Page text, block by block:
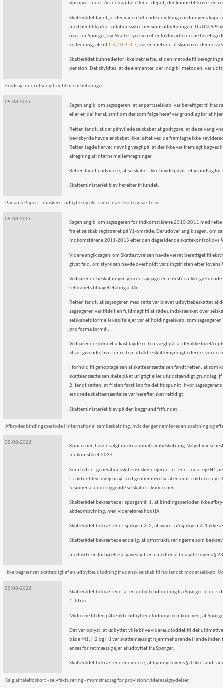
opsparet indestående kapital eller et depot, der kunne tilskrives en
Skatterådet fandt, at der var en løbende udvikling i ordningens
med henblik på at inflationssikre pensionsudbetalingen. Da
over for Spørger, var Skattestyrelsen efter lovforarbejderne
vejledning, afsnitC.A.10.4.3.7, var en metode til skøn over denne
Skatterådet kunne derfor ikke bekræfte, at den metode til beregning
pension. Det skyldtes, at de elementer, der indgik i metoden, var
Fradrag for driftsudgifter til licensbetalinger
05-08-2026
Sagen angik, om sagsøgeren, et anpartsselskab, var berettiget til
eller en del heraf, samt om der som følge heraf var grundlag for at
Retten fandt, at det påhvilede selskabet at godtgøre, at de
bevisbyrde havde selskabet ikke løftet ved de fremlagte
Retten lagde herved navnlig vægt på, at der ikke var fremlagt
afregning af interne mellemregninger.
Retten fandt endvidere, at selskabet ikke havde påvist et grundlag
Skatteministeriet blev herefter frifundet.
Panama Papers - maskeret udbytte og ekstraordinær skatteansættelse
05-08-2026
Sagen angik, om sagsøgeren for indkomstårene 2010-2011 med
fra et selskab registreret på Y1-område. Derudover angik sagen, om
indkomstårene 2011-2015 efter den dagældende skattekontrollovs §
Videre angik sagen, om Skattestyrelsen havde været berettiget til
givet fald, om styrelsen havde overholdt varslingsfristen efter
Vedrørende beskatningen gjorde sagsøgeren i første række
selskabets tilbagebetaling af lån.
Retten fandt, at sagsøgeren med rette var blevet udbyttebeskattet
sagsøgeren var tildelt en fuldmagt til at råde uindskrænket over
selskabets formelle kapitalejer var et holdingselskab, som
pro forma formål.
Vedrørende skønnet afkast lagde retten vægt på, at der ikke forelå
afkastgivende, hvorfor retten tiltrådte skattemyndighedernes
I forhold til genoptagelsen af skatteansættelsen fandt retten, at som
skatteansættelsen skete på et urigtigt eller ufuldstændigt grundlag,
2, fandt retten, at fristen først løb fra det tidspunkt, hvor
ændrede skatteansættelse var herefter sket rettidigt.
Skatteministeriet blev på den baggrund frifundet.
Afbrydes bindingsperiode i international sambeskatning, hvis der gennemføres en spaltning og
05-08-2026
Koncernen havde valgt international sambeskatning. Valget var
indkomståret 2034.
Som led i et generationsskifte ønskede ejerne - i stedet for at eje H1
struktur blev tilvejebragt ved gennemførelse af en omstrukturering
fusioner af underliggende selskaber i koncernen.
Skatterådet bekræftede i spørgsmål 1, at bindingsperioden ikke
aktieombytning, men videreføres hos HA.
Skatterådet bekræftede i spørgsmål 2, at svaret på spørgsmål 1 ikke
Skatterådet bekræftede endelig, at omstruktureringerne som
medførte en forhøjelse af gaveafgiften i medfør af boafgiftslovens §
Ikke begrænset skattepligt af en udbytteudlodning fra dansk selskab til hollandsk moderselskab.
05-08-2026
Skatterådet bekræftede, at en udbytteudlodning fra Spørger til dets
1, litra c.
Midlerne til den påtænkte udbytteudlodning fremkom ved, at
Det var oplyst, at udbyttet ville blive videreudloddet til det
både M1, H2 og H1 var skattemæssigt hjemmehørende i lande
anses for retmæssig ejer af udbyttet fra Spørger.
Skatterådet bekræftede endvidere, at ligningslovens § 3 ikke fandt
Salg af taletidskort - selvfakturering - momsfradrag for provision/videresalgsydelser